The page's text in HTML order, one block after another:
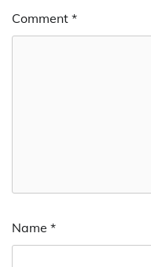
Comment *
Name *